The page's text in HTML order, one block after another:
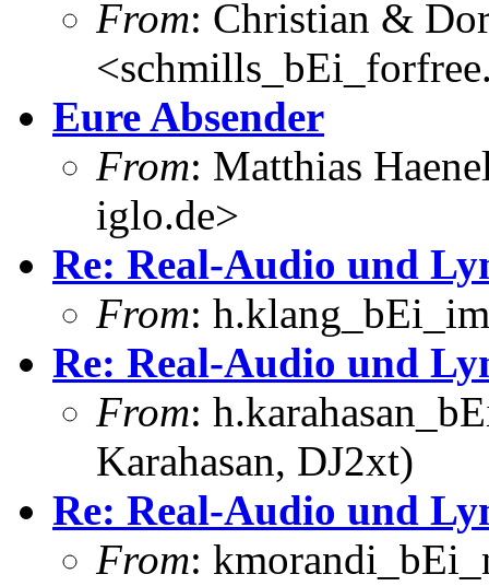
From: Christian &
Eure Absender
From: Matthias
iglo.de>
Re: Real-Audio und
From:
Re: Real-Audio und
From:
Karahasan, DJ2xt)
Re: Real-Audio und
From: